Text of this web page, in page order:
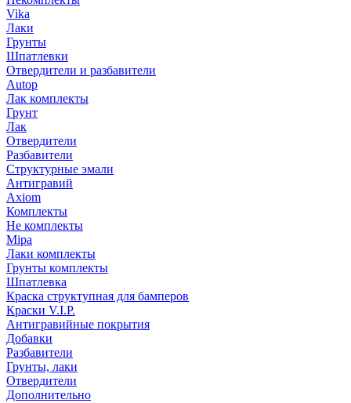
Vika
Лаки
Грунты
Шпатлевки
Отвердители и разбавители
Autop
Лак комплекты
Грунт
Лак
Отвердители
Разбавители
Структурные эмали
Антигравий
Axiom
Комплекты
Не комплекты
Mipa
Лаки комплекты
Грунты комплекты
Шпатлевка
Краска структупная для бамперов
Краски V.I.P.
Антигравийные покрытия
Добавки
Разбавители
Грунты, лаки
Отвердители
Дополнительно